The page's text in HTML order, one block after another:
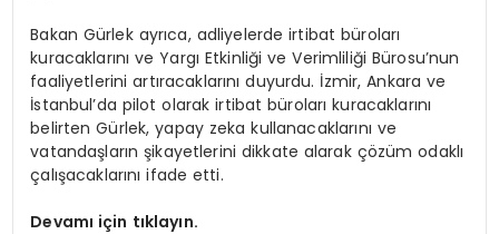
Bakan Gürlek ayrıca, adliyelerde irtibat büroları
kuracaklarını ve Yargı Etkinliği ve Verimliliği Bürosu’nun
faaliyetlerini artıracaklarını duyurdu. İzmir, Ankara ve
İstanbul’da pilot olarak irtibat büroları kuracaklarını
belirten Gürlek, yapay zeka kullanacaklarını ve
vatandaşların şikayetlerini dikkate alarak çözüm odaklı
çalışacaklarını ifade etti.
Devamı için tıklayın.